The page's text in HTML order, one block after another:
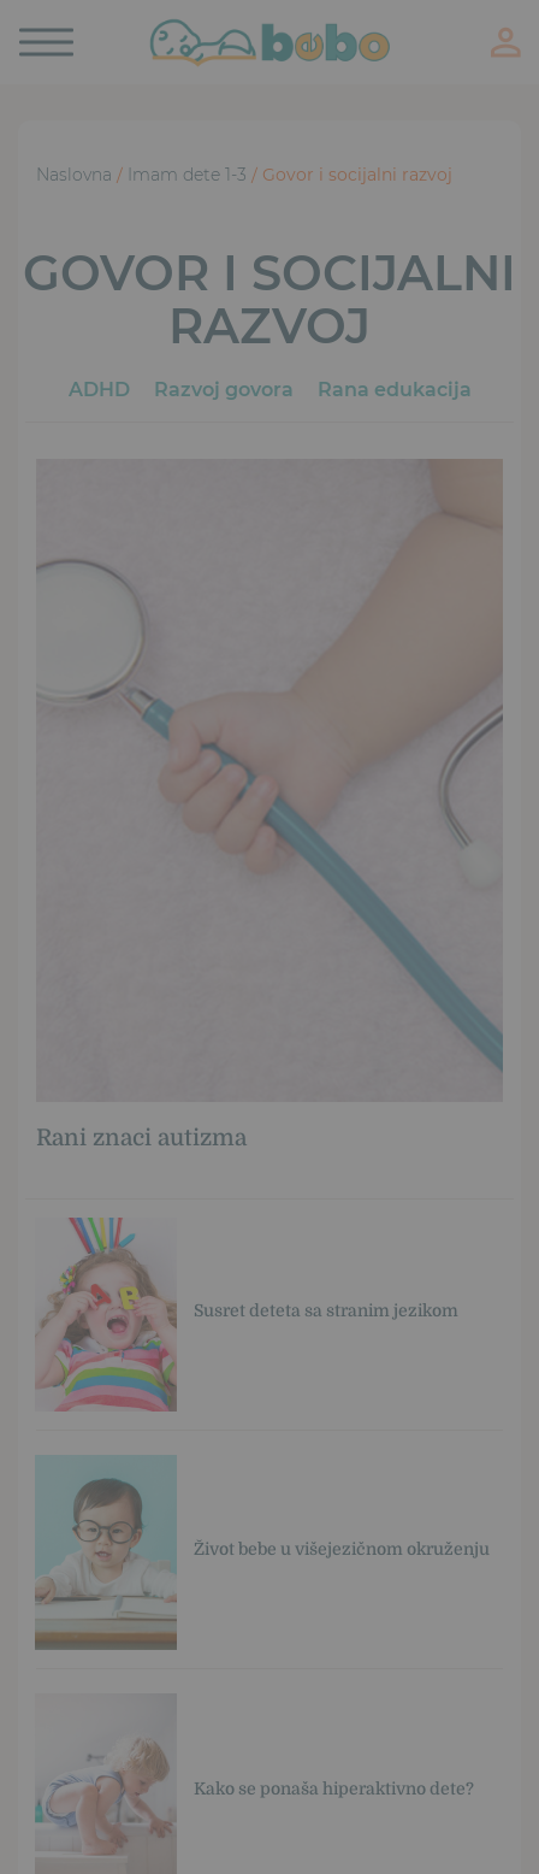
Toggle
navigation
Naslovna / Imam dete 1-3 / Govor i socijalni razvoj
GOVOR I SOCIJALNI
RAZVOJ
ADHD Razvoj govora Rana edukacija
Rani znaci autizma
Susret deteta sa stranim jezikom
Život bebe u višejezičnom okruženju
Kako se ponaša hiperaktivno dete?